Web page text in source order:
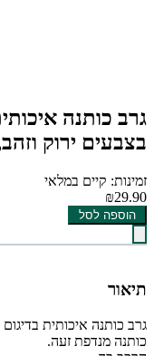
גרב כותנה
בצבעים ירוק וזהב,
זמינות: קיים במלאי
₪29.90
הוספה לסל
תיאור
גרב כותנה איכותית
כותנה מנדפת זעה.